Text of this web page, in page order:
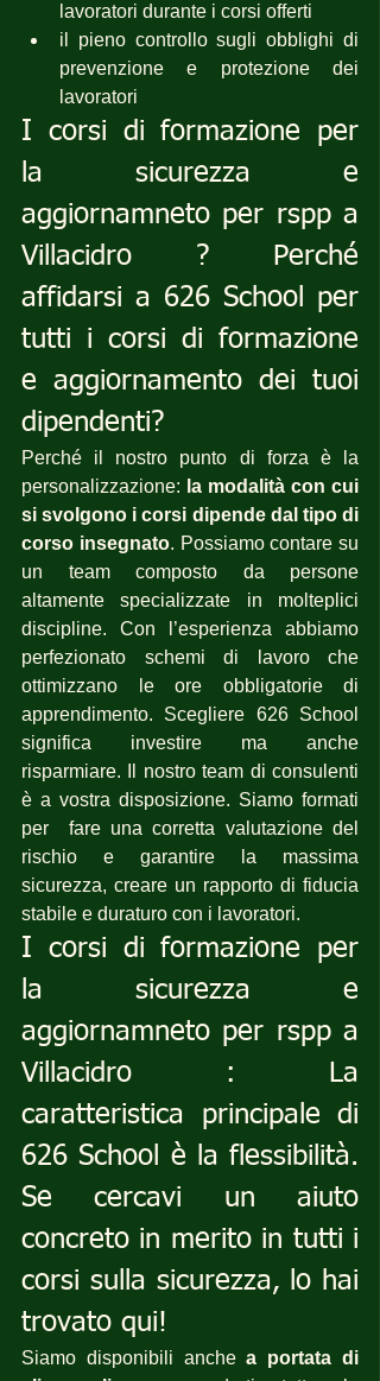
lavoratori durante i corsi offerti
il pieno controllo sugli obblighi di
prevenzione e protezione dei
lavoratori
I corsi di formazione per
la sicurezza e
aggiornamneto per rspp a
Villacidro ? Perché
affidarsi a 626 School per
tutti i corsi di formazione
e aggiornamento dei tuoi
dipendenti?
Perché il nostro punto di forza è la
personalizzazione: la modalità con cui
si svolgono i corsi dipende dal tipo di
corso insegnato. Possiamo contare su
un team composto da persone
altamente specializzate in molteplici
discipline. Con l’esperienza abbiamo
perfezionato schemi di lavoro che
ottimizzano le ore obbligatorie di
apprendimento. Scegliere 626 School
significa investire ma anche
risparmiare. Il nostro team di consulenti
è a vostra disposizione. Siamo formati
per  fare una corretta valutazione del
rischio e garantire la massima
sicurezza, creare un rapporto di fiducia
stabile e duraturo con i lavoratori.
I corsi di formazione per
la sicurezza e
aggiornamneto per rspp a
Villacidro : La
caratteristica principale di
626 School è la flessibilità.
Se cercavi un aiuto
concreto in merito in tutti i
corsi sulla sicurezza, lo hai
trovato qui!
Siamo disponibili anche a portata di